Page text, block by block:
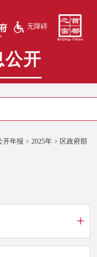
无障碍
公开
开年报 > 2025年 > 区政府部
+